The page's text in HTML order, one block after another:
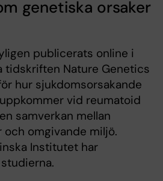
genetiska orsaker
publicerats online i
tidskriften Nature Genetics
hur sjukdomsorsakande
vid reumatoid
samverkan mellan
omgivande miljö.
Institutet har